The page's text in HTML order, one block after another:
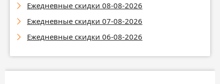
Ежедневные скидки 08-08-2026
Ежедневные скидки 07-08-2026
Ежедневные скидки 06-08-2026